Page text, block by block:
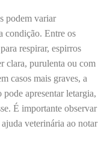
podem variar
condição. Entre os
respirar, espirros
clara, purulenta ou com
casos mais graves, a
apresentar letargia,
É importante observar
veterinária ao notar